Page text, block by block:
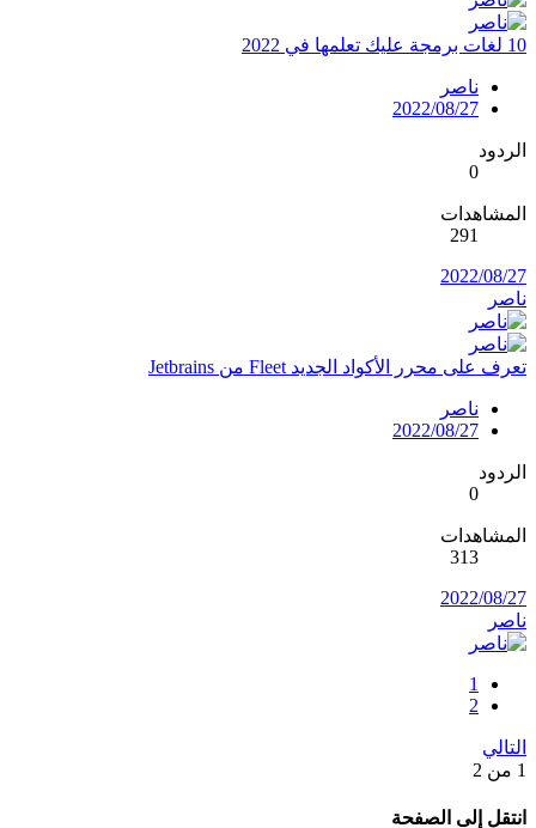
10 لغات برمجة عليك تعلمها في 2022
ناصر
2022/08/27
الردود
0
المشاهدات
291
2022/08/27
ناصر
تعرف على محرر الأكواد الجديد Fleet من Jetbrains
ناصر
2022/08/27
الردود
0
المشاهدات
313
2022/08/27
ناصر
1
2
التالي
1 من 2
انتقل إلى الصفحة